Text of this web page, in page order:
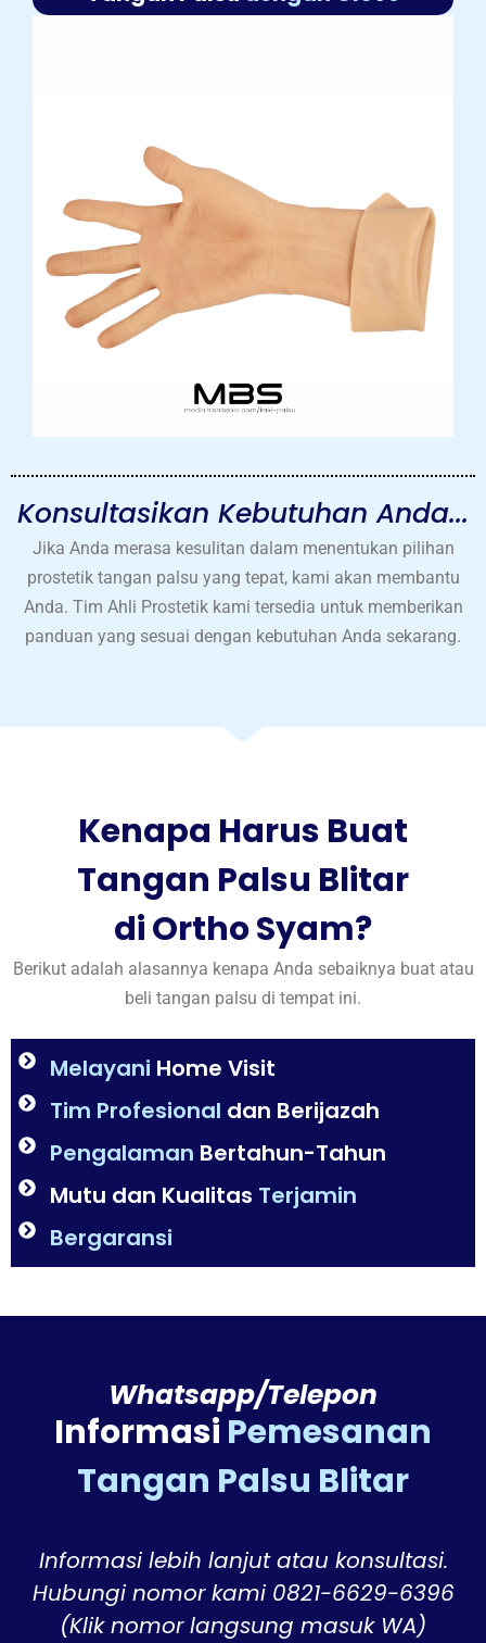
Konsultasikan Kebutuhan Anda...
Jika Anda merasa kesulitan dalam menentukan pilihan
prostetik tangan palsu yang tepat, kami akan membantu
Anda. Tim Ahli Prostetik kami tersedia untuk memberikan
panduan yang sesuai dengan kebutuhan Anda sekarang.
Kenapa Harus Buat
Tangan Palsu Blitar
di Ortho Syam?
Berikut adalah alasannya kenapa Anda sebaiknya buat atau
beli tangan palsu di tempat ini.
Melayani Home Visit
Tim Profesional dan Berijazah
Pengalaman Bertahun-Tahun
Mutu dan Kualitas Terjamin
Bergaransi
Whatsapp/Telepon
Informasi Pemesanan
Tangan Palsu Blitar
Informasi lebih lanjut atau konsultasi.
Hubungi nomor kami 0821-6629-6396
(Klik nomor langsung masuk WA)